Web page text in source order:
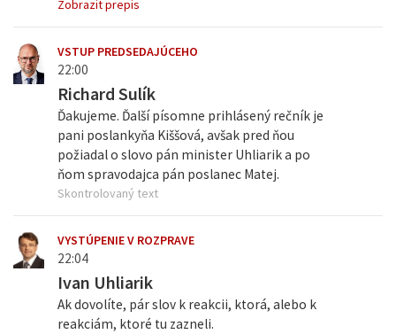
Zobrazit prepis
VSTUP PREDSEDAJÚCEHO
22:00
Richard Sulík
Ďakujeme. Ďalší písomne prihlásený rečník je
pani poslankyňa Kiššová, avšak pred ňou
požiadal o slovo pán minister Uhliarik a po
ňom spravodajca pán poslanec Matej.
Skontrolovaný text
VYSTÚPENIE V ROZPRAVE
22:04
Ivan Uhliarik
Ak dovolíte, pár slov k reakcii, ktorá, alebo k
reakciám, ktoré tu zazneli.